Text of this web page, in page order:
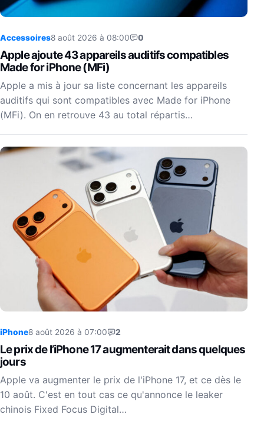
Accessoires8 août 2026 à 08:00 0
Apple ajoute 43 appareils auditifs compatibles
Made for iPhone (MFi)
Apple a mis à jour sa liste concernant les appareils
auditifs qui sont compatibles avec Made for iPhone
(MFi). On en retrouve 43 au total répartis…
iPhone8 août 2026 à 07:00 2
Le prix de l’iPhone 17 augmenterait dans quelques
jours
Apple va augmenter le prix de l'iPhone 17, et ce dès le
10 août. C'est en tout cas ce qu'annonce le leaker
chinois Fixed Focus Digital…